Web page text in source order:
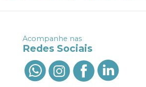
Acompanhe nas
Redes Sociais